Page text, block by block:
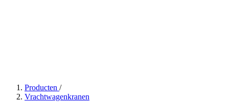
Producten /
Vrachtwagenkranen